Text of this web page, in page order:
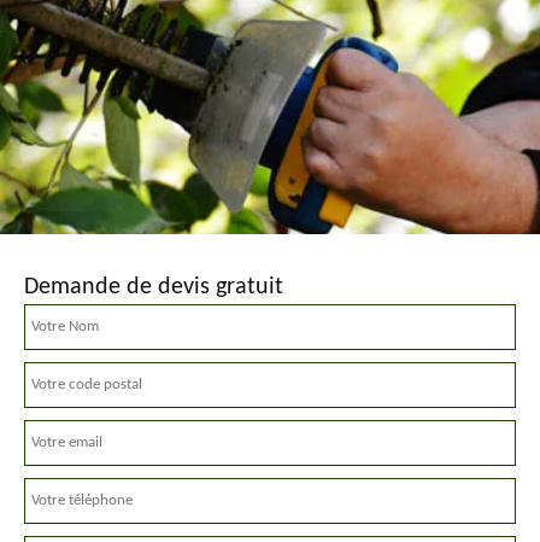
Demande de devis gratuit